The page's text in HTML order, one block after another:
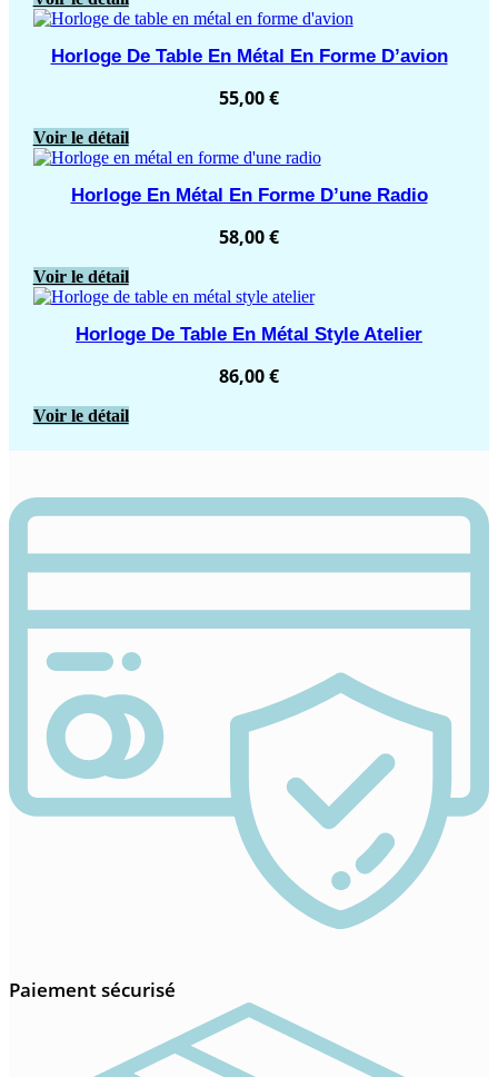
Horloge De Table En Métal En Forme D’avion
55,00€
Voir le détail
Horloge En Métal En Forme D’une Radio
58,00€
Voir le détail
Horloge De Table En Métal Style Atelier
86,00€
Voir le détail
Paiement sécurisé